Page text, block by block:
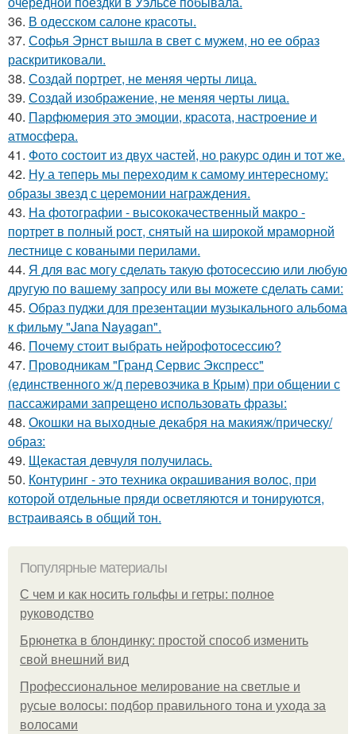
36. В одесском салоне красоты.
37. Софья Эрнст вышла в свет с мужем, но ее образ
раскритиковали.
38. Создай портрет, не меняя черты лица.
39. Создай изображение, не меняя черты лица.
40. Парфюмерия это эмоции, красота, настроение и
атмосфера.
41. Фото состоит из двух частей, но ракурс один и тот же.
42. Ну а теперь мы переходим к самому интересному:
образы звезд с церемонии награждения.
43. На фотографии - высококачественный макро -
портрет в полный рост, снятый на широкой мраморной
лестнице с коваными перилами.
44. Я для вас могу сделать такую фотосессию или любую
другую по вашему запросу или вы можете сделать сами:
45. Образ пуджи для презентации музыкального альбома
к фильму "Jana Nayagan".
46. Почему стоит выбрать нейрофотосессию?
47. Проводникам "Гранд Сервис Экспресс"
(единственного ж/д перевозчика в Крым) при общении с
пассажирами запрещено использовать фразы:
48. Окошки на выходные декабря на макияж/прическу/
образ:
49. Щекастая девчуля получилась.
50. Контуринг - это техника окрашивания волос, при
которой отдельные пряди осветляются и тонируются,
встраиваясь в общий тон.
Популярные материалы
С чем и как носить гольфы и гетры: полное
руководство
Брюнетка в блондинку: простой способ изменить
свой внешний вид
Профессиональное мелирование на светлые и
русые волосы: подбор правильного тона и ухода за
волосами